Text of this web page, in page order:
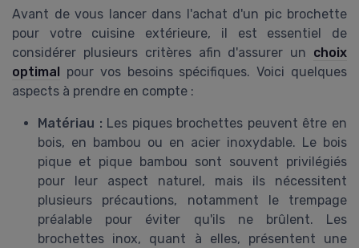
Avant de vous lancer dans l'achat d'un pic brochette
pour votre cuisine extérieure, il est essentiel de
considérer plusieurs critères afin d'assurer un choix
optimal
pour vos besoins spécifiques. Voici quelques
aspects à prendre en compte :
Matériau : Les piques brochettes peuvent être en
bois, en bambou ou en acier inoxydable. Le bois
pique et pique bambou sont souvent privilégiés
pour leur aspect naturel, mais ils nécessitent
plusieurs précautions, notamment le trempage
préalable pour éviter qu'ils ne brûlent. Les
brochettes inox, quant à elles, présentent une